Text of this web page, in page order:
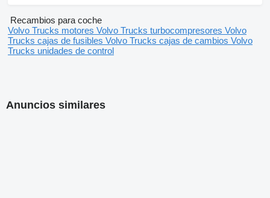
Možný leasing
Možný úver
Úplná servisná história
Recambios para coche
Volvo Trucks motores Volvo Trucks turbocompresores Volvo
Trucks cajas de fusibles Volvo Trucks cajas de cambios Volvo
Trucks unidades de control
Anuncios similares